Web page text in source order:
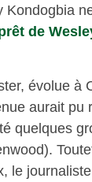
de
évolue à
aurait pu
quelques
le